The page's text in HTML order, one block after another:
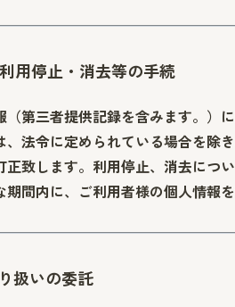
用停止・消去等の手続
第三者提供記録を含みます。
法令に定められている場合を
致します。利用停止、消去に
間内に、ご利用者様の個人情報
扱いの委託